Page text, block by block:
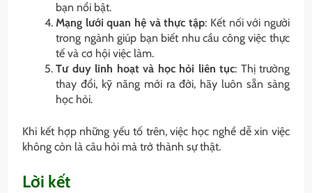
bạn nổi bật.
Mạng lưới quan hệ và thực tập: Kết nối với người
trong ngành giúp bạn biết nhu cầu công việc thực
tế và cơ hội việc làm.
Tư duy linh hoạt và học hỏi liên tục: Thị trường
thay đổi, kỹ năng mới ra đời, hãy luôn sẵn sàng
học hỏi.
Khi kết hợp những yếu tố trên, việc học nghề dễ xin việc
không còn là câu hỏi mà trở thành sự thật.
Lời kết